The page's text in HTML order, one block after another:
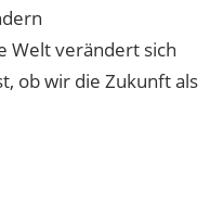
Welt verändert sich
ob wir die Zukunft als